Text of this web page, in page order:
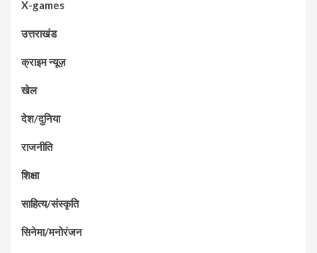
X-games
उत्तराखंड
क्राइम न्यूज़
खेल
देश/दुनिया
राजनीति
शिक्षा
साहित्य/संस्कृति
सिनेमा/मनोरंजन